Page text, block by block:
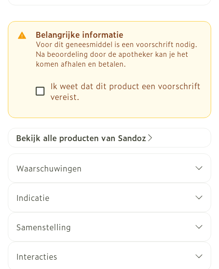
Belangrijke informatie
Voor dit geneesmiddel is een voorschrift nodig.
Na beoordeling door de apotheker kan je het
komen afhalen en betalen.
Ik weet dat dit product een voorschrift
vereist.
Bekijk alle producten van Sandoz
Waarschuwingen
Indicatie
Behandeling van postmenopauzale osteoporose
om het risico van wervelfracturen te
Behandeling van bewezen postmenopauzale
Samenstelling
natriumrisedronaat. Elke filmomhulde tablet
Interacties